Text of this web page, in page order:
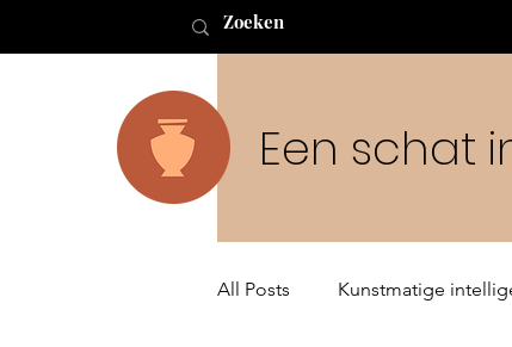
Een schat
All Posts Kunstmatige